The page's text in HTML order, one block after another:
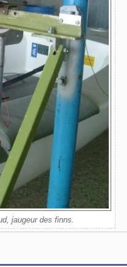
jaugeur des finns.